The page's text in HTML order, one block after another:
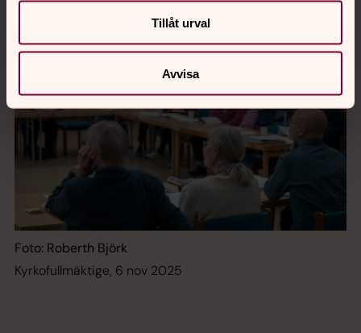
Tillåt urval
Avvisa
Foto: Roberth Björk
Kyrkofullmäktige, 6 nov 2025